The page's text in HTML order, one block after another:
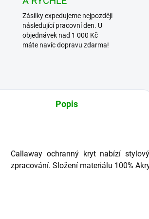
Zásilky expedujeme nejpozději
následující pracovní den. U
objednávek nad 1 000 Kč
máte navíc dopravu zdarma!
Popis
Callaway ochranný kryt nabízí
zpracování. Složení materiálu 100%